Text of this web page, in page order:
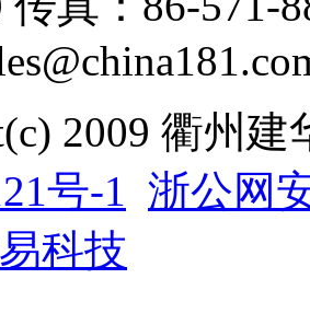
2009 衢州
号-1 浙公网
科技